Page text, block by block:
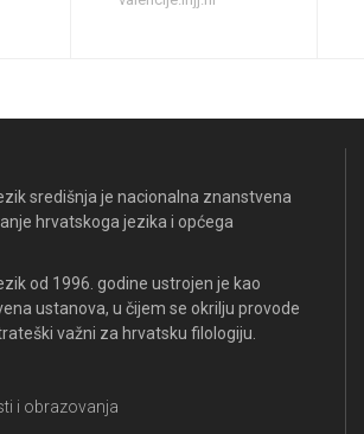
središnja je nacionalna znanstvena
hrvatskoga jezika i općega
od 1996. godine ustrojen je kao
ustanova, u čijem se okrilju provode
važni za hrvatsku filologiju.
i obrazovanja